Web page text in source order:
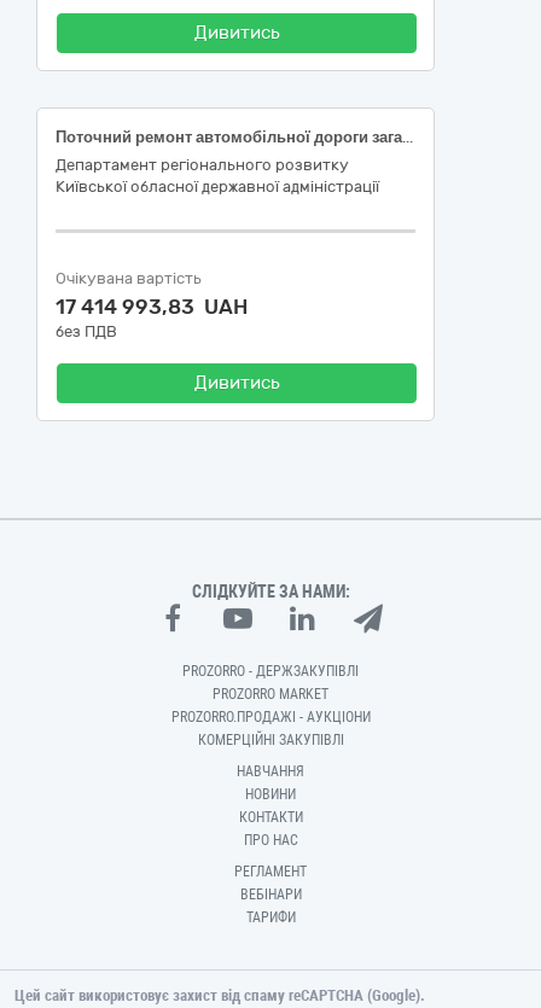
Дивитись
Поточний ремонт автомобільної дороги загального користування місцевого значення О100610 Бровари - Требухів – Гора км 0+000 – 18+400 (окремими ділянками)
Департамент регіонального розвитку
Київської обласної державної адміністрації
Очікувана вартість
17 414 993,83 UAH
без ПДВ
Дивитись
СЛІДКУЙТЕ ЗА НАМИ:
PROZORRO - ДЕРЖЗАКУПІВЛІ
PROZORRO MARKET
PROZORRO.ПРОДАЖІ - АУКЦІОНИ
КОМЕРЦІЙНІ ЗАКУПІВЛІ
НАВЧАННЯ
НОВИНИ
КОНТАКТИ
ПРО НАС
РЕГЛАМЕНТ
ВЕБІНАРИ
ТАРИФИ
Цей сайт використовує захист від спаму reCAPTCHA (Google).